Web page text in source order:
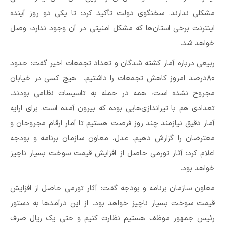
مشکلی ندارند. سخنگوی دولت تأکید کرد: تا یکی دو روز آینده
اینترنت برخی استان‌ها که مشکل امنیتی در آن وجود ندارد، وصل
خواهد شد.
ربیعی درباره آمار کشته شدگان و تعداد تجمعات اخیر گفت: حدود
۸۰درصد امروز کاهش تجمعات را داشتیم. هیچ کسی در خیابان
مجروح نشده است، همه در حمله به تاسیسات نظامی بودند.
تعدادی هم با تیراندازی‌هایی بوده که بیرون آمده است. برای ارایه
آمار دقیق نیازمند چند روز فرصت هستیم تا آمار ارقام مجروحان و
معترضان را گزارش دهیم. عدل، معاون سازمان برنامه و بودجه
اعلام کرد: آثار تورمی حاصل از افزایش قیمت سوخت بسیار ناچیز
خواهد بود.
معاون سازمان برنامه و بودجه گفت: آثار تورمی حاصل از افزایش
قیمت سوخت بسیار ناچیز خواهد بود. از این درآمد‌ها به دستور
رئیس جمهور موظف هستیم نظارت کنیم و حتی یک ریال صرف